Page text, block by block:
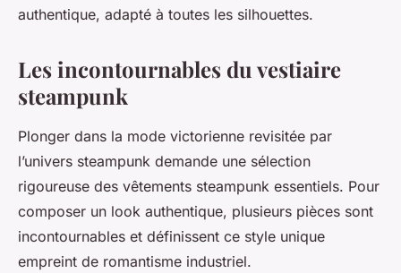
authentique, adapté à toutes les silhouettes.
Les incontournables du vestiaire
steampunk
Plonger dans la mode victorienne revisitée par
l’univers steampunk demande une sélection
rigoureuse des vêtements steampunk essentiels. Pour
composer un look authentique, plusieurs pièces sont
incontournables et définissent ce style unique
empreint de romantisme industriel.